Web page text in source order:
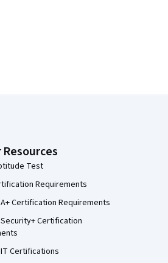
Resources
Test
Requirements
Certification Requirements
Certification
Certifications